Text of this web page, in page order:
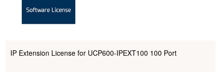
IP Extension License for UCP600-IPEXT100 100 Port